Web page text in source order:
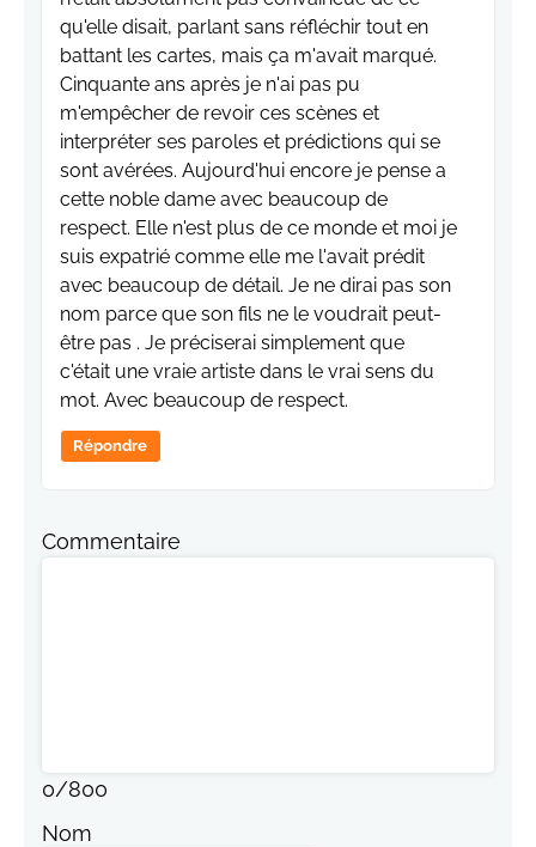
qu'elle disait, parlant sans réfléchir tout en
battant les cartes, mais ça m'avait marqué.
Cinquante ans après je n'ai pas pu
m'empêcher de revoir ces scènes et
interpréter ses paroles et prédictions qui se
sont avérées. Aujourd'hui encore je pense a
cette noble dame avec beaucoup de
respect. Elle n'est plus de ce monde et moi je
suis expatrié comme elle me l'avait prédit
avec beaucoup de détail. Je ne dirai pas son
nom parce que son fils ne le voudrait peut-
être pas . Je préciserai simplement que
c'était une vraie artiste dans le vrai sens du
mot. Avec beaucoup de respect.
Répondre
Commentaire
0/800
Nom